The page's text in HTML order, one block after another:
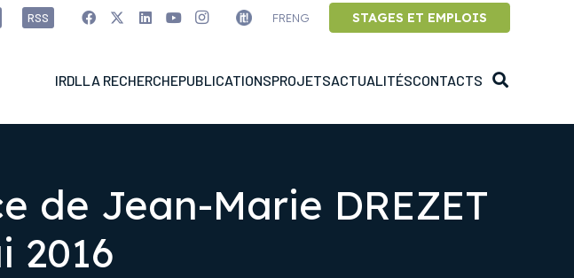
RSS FRENG STAGES ET EMPLOIS
IRDL LA RECHERCHEPUBLICATIONSPROJETSACTUALITÉSCONTACTS
de Jean-Marie DREZET
2016